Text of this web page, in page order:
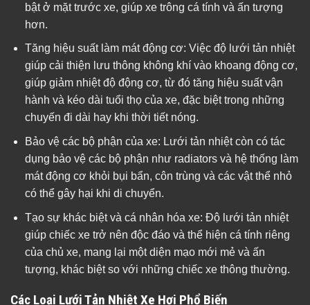
bật ở mặt trước xe, giúp xe trông cá tính và ấn tượng
hơn.
Tăng hiệu suất làm mát động cơ: Việc độ lưới tản nhiệt
giúp cải thiện lưu thông không khí vào khoang động cơ,
giúp giảm nhiệt độ động cơ, từ đó tăng hiệu suất vận
hành và kéo dài tuổi thọ của xe, đặc biệt trong những
chuyến đi dài hay khi thời tiết nóng.
Bảo vệ các bộ phận của xe: Lưới tản nhiệt còn có tác
dụng bảo vệ các bộ phận như radiators và hệ thống làm
mát động cơ khỏi bụi bẩn, côn trùng và các vật thể nhỏ
có thể gây hại khi di chuyển.
Tạo sự khác biệt và cá nhân hóa xe: Độ lưới tản nhiệt
giúp chiếc xe trở nên độc đáo và thể hiện cá tính riêng
của chủ xe, mang lại một diện mạo mới mẻ và ấn
tượng, khác biệt so với những chiếc xe thông thường.
Các Loại Lưới Tản Nhiệt Xe Hơi Phổ Biến